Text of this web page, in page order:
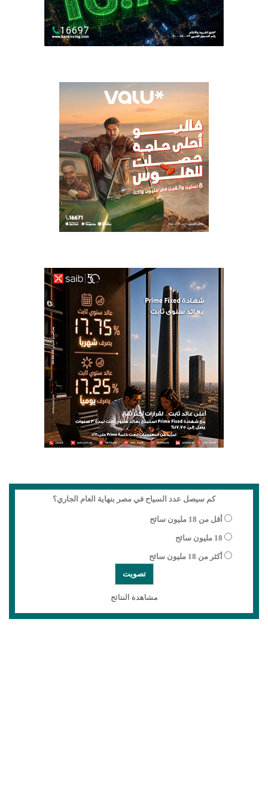
كم سيصل عدد السياح في مصر بنهاية العام الجاري؟
أقل من 18 مليون سائح
18 مليون سائح
أكثر من 18 مليون سائح
مشاهدة النتائج